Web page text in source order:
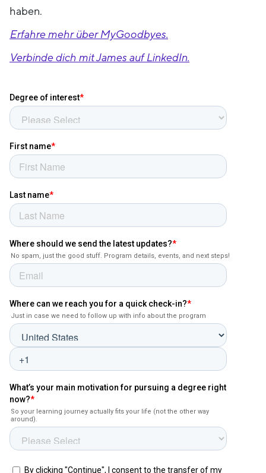
haben.
Erfahre mehr über MyGoodbyes.
Verbinde dich mit James auf LinkedIn.